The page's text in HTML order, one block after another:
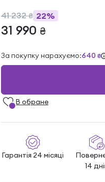
41 232₴ 22%
31 990 ₴
За покупку нарахуємо:640 ₴
В обране
Гарантія 24 місяці
14